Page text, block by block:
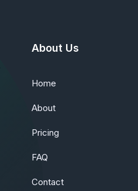
About Us
Home
About
Pricing
FAQ
Contact